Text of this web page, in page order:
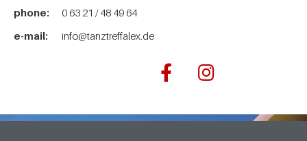
phone:
0 63 21 / 48 49 64
e-mail:
info@tanztreffalex.de